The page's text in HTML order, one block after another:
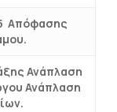
Απόφασης
Ανάπλαση
Ανάπλαση